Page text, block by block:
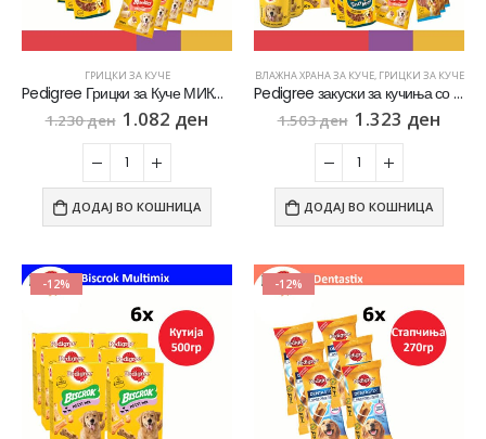
ГРИЦКИ ЗА КУЧЕ
Pedigree Грицки за Куче МИКС СЕТ од 14 Кесички
1.230ден 1.082 ден
ДОДАЈ ВО КОШНИЦА
ВЛАЖНА ХРАНА ЗА КУЧЕ, ГРИЦКИ ЗА КУЧЕ
Pedigree закуски за кучиња со среден раст, сет од 2.8кг
1.503ден 1.323 ден
ДОДАЈ ВО КОШНИЦА
-12% -12%